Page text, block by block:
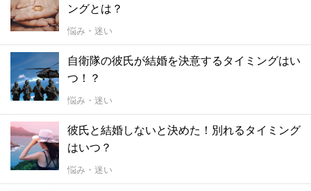
ングとは？
悩み・迷い
自衛隊の彼氏が結婚を決意するタイミングはい
つ！？
悩み・迷い
彼氏と結婚しないと決めた！別れるタイミング
はいつ？
悩み・迷い